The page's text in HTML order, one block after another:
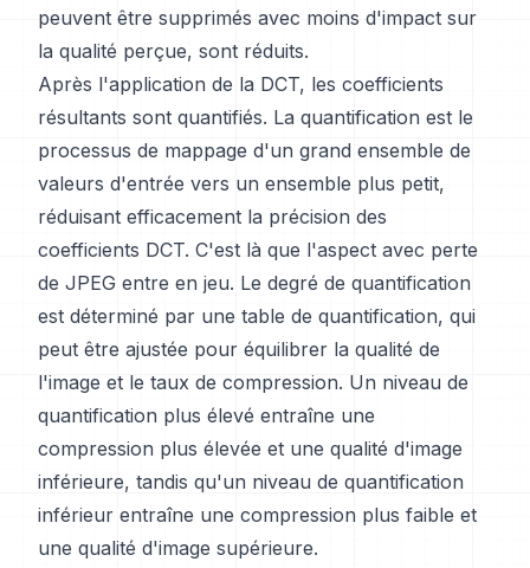
peuvent être supprimés avec moins d'impact sur
la qualité perçue, sont réduits.
Après l'application de la DCT, les coefficients
résultants sont quantifiés. La quantification est le
processus de mappage d'un grand ensemble de
valeurs d'entrée vers un ensemble plus petit,
réduisant efficacement la précision des
coefficients DCT. C'est là que l'aspect avec perte
de JPEG entre en jeu. Le degré de quantification
est déterminé par une table de quantification, qui
peut être ajustée pour équilibrer la qualité de
l'image et le taux de compression. Un niveau de
quantification plus élevé entraîne une
compression plus élevée et une qualité d'image
inférieure, tandis qu'un niveau de quantification
inférieur entraîne une compression plus faible et
une qualité d'image supérieure.